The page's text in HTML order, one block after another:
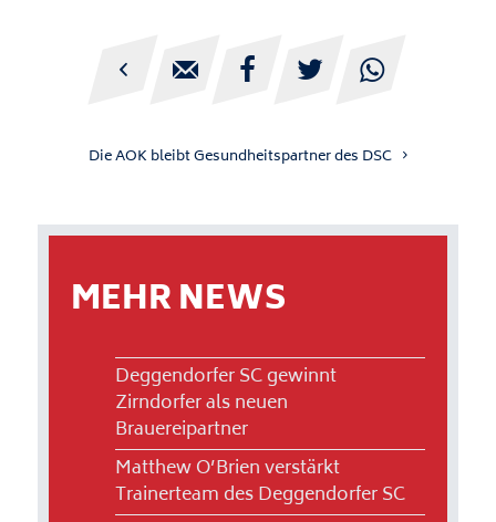
    
Die AOK bleibt Gesundheitspartner des DSC
MEHR NEWS
Deggendorfer SC gewinnt
Zirndorfer als neuen
Brauereipartner
Matthew O’Brien verstärkt
Trainerteam des Deggendorfer SC